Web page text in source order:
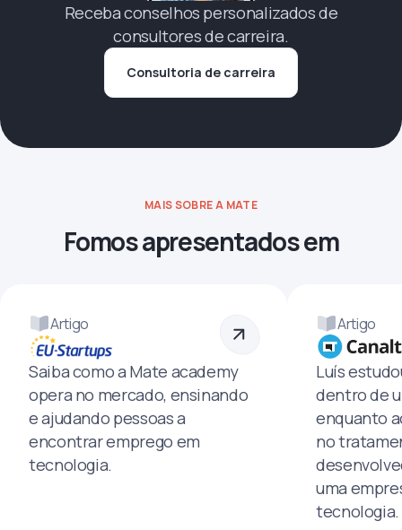
Receba conselhos personalizados de
consultores de carreira.
Consultoria de carreira
MAIS SOBRE A MATE
Fomos apresentados em
Artigo
Saiba como a Mate academy
opera no mercado, ensinando
e ajudando pessoas a
encontrar emprego em
tecnologia.
Artigo
Luís
dentro de
enquanto
no
uma
tecnologia.